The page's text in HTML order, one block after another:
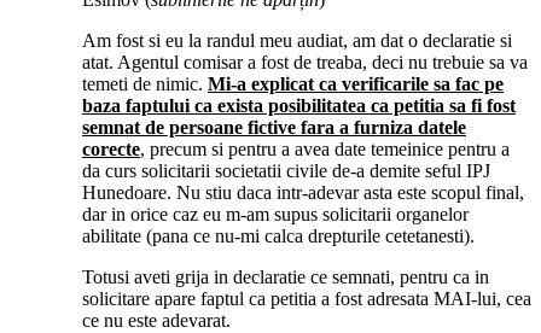
Am fost si eu la randul meu audiat, am dat o declaratie si
atat. Agentul comisar a fost de treaba, deci nu trebuie sa va
temeti de nimic. Mi-a explicat ca verificarile sa fac pe
baza faptului ca exista posibilitatea ca petitia sa fi fost
semnat de persoane fictive fara a furniza datele
corecte, precum si pentru a avea date temeinice pentru a
da curs solicitarii societatii civile de-a demite seful IPJ
Hunedoare. Nu stiu daca intr-adevar asta este scopul final,
dar in orice caz eu m-am supus solicitarii organelor
abilitate (pana ce nu-mi calca drepturile cetetanesti).
Totusi aveti grija in declaratie ce semnati, pentru ca in
solicitare apare faptul ca petitia a fost adresata MAI-lui, cea
ce nu este adevarat.